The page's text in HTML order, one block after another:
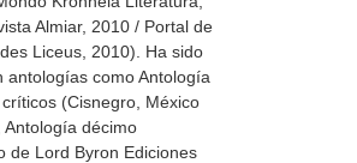
Almiar, 2010 / Portal de
Liceus, 2010). Ha sido
antologías como Antología
(Cisnegro, México
Antología décimo
de Lord Byron Ediciones